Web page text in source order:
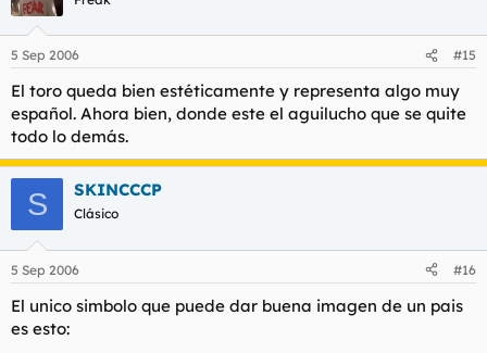
5 Sep 2006 #15
El toro queda bien estéticamente y representa algo muy
español. Ahora bien, donde este el aguilucho que se quite
todo lo demás.
S SKINCCCP
Clásico
5 Sep 2006 #16
El unico simbolo que puede dar buena imagen de un pais
es esto: